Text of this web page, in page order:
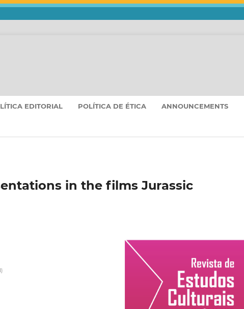
EDITORIAL POLÍTICA DE ÉTICA ANNOUNCEMENTS
in the films Jurassic